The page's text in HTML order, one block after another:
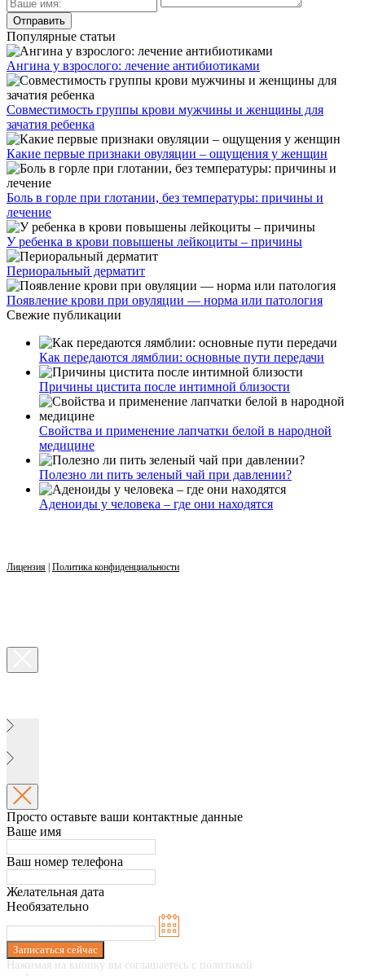
Популярные статьи
Ангина у взрослого: лечение антибиотиками
Совместимость группы крови мужчины и женщины для
зачатия ребенка
Какие первые признаки овуляции – ощущения у женщин
Боль в горле при глотании, без температуры: причины и
лечение
У ребенка в крови повышены лейкоциты – причины
Периоральный дерматит
Появление крови при овуляции — норма или патология
Свежие публикации
Как передаются лямблии: основные пути передачи
Причины цистита после интимной близости
Свойства и применение лапчатки белой в народной
медицине
Полезно ли пить зеленый чай при давлении?
Аденоиды у человека – где они находятся
Лицензия Политика конфиденциальности
Просто оставьте ваши контактные данные
Ваше имя
Ваш номер телефона
Желательная дата
Необязательно
Записаться сейчас
Нажимая на кнопку вы соглашаетесь с политикой